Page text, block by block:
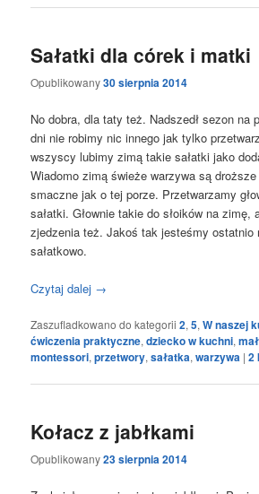
Sałatki dla córek i matki
Opublikowany30 sierpnia 2014
No dobra, dla taty też. Nadszedł sezon na
dni nie robimy nic innego jak tylko
wszyscy lubimy zimą takie sałatki jako
Wiadomo zimą świeże warzywa są
smaczne jak o tej porze. Przetwarzamy
sałatki. Głownie takie do słoików na zimę,
zjedzenia też. Jakoś tak jesteśmy ostatnio
sałatkowo.
Czytaj dalej →
Zaszufladkowano do kategorii 2,5,W naszej
ćwiczenia praktyczne,dziecko w kuchni,
montessori,przetwory,sałatka,warzywa |2
Kołacz z jabłkami
Opublikowany23 sierpnia 2014